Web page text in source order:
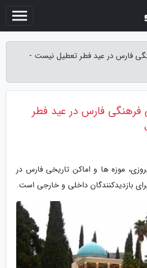
فارس در عید فطر تعطیل نیست -
فرهنگی فارس در عید فطر
موزه ها و اماکن تاریخی فارس در
بازدیدکنندگان داخلی و خارجی است.